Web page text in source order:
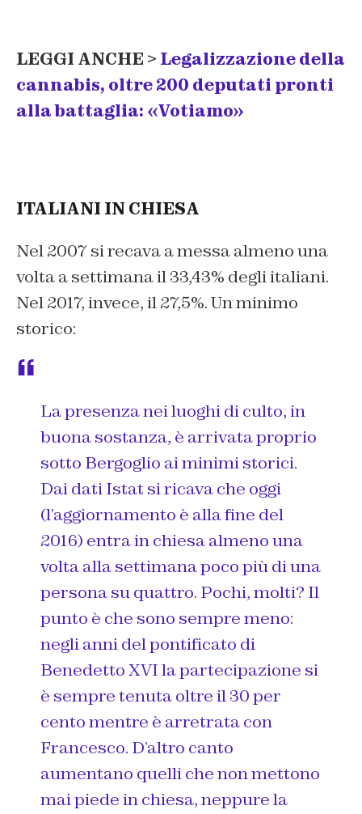
LEGGI ANCHE > Legalizzazione della
cannabis, oltre 200 deputati pronti
alla battaglia: «Votiamo»
ITALIANI IN CHIESA
Nel 2007 si recava a messa almeno una
volta a settimana il 33,43% degli italiani.
Nel 2017, invece, il 27,5%. Un minimo
storico:
La presenza nei luoghi di culto, in
buona sostanza, è arrivata proprio
sotto Bergoglio ai minimi storici.
Dai dati Istat si ricava che oggi
(l’aggiornamento è alla fine del
2016) entra in chiesa almeno una
volta alla settimana poco più di una
persona su quattro. Pochi, molti? Il
punto è che sono sempre meno:
negli anni del pontificato di
Benedetto XVI la partecipazione si
è sempre tenuta oltre il 30 per
cento mentre è arretrata con
Francesco. D’altro canto
aumentano quelli che non mettono
mai piede in chiesa, neppure la